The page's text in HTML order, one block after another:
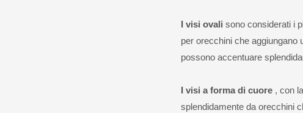
I visi ovali sono considerati i
per orecchini che aggiungano
possono accentuare
I visi a forma di cuore , con
splendidamente da orecchini